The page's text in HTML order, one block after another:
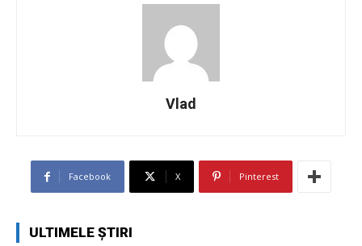
Vlad
Facebook X Pinterest
ULTIMELE ȘTIRI